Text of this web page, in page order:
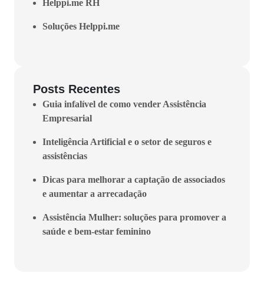
Helppi.me RH
Soluções Helppi.me
Posts Recentes
Guia infalível de como vender Assistência
Empresarial
Inteligência Artificial e o setor de seguros e
assistências
Dicas para melhorar a captação de associados
e aumentar a arrecadação
Assistência Mulher: soluções para promover a
saúde e bem-estar feminino